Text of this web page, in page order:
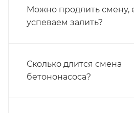
Можно продлить смену,
успеваем залить?
Сколько длится смена
бетононасоса?